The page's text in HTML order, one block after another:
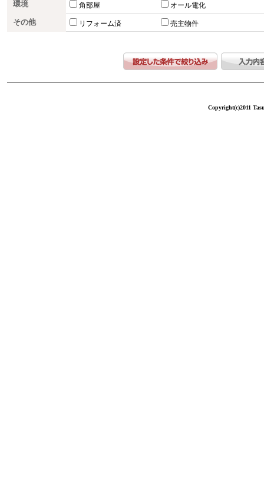
環境 角部屋 オール電化
その他 リフォーム済 売主物件
Copyright(c)2011